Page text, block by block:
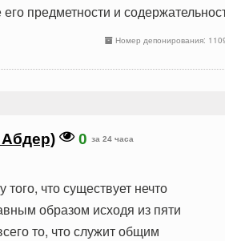
предметности и
Номер депонирования:
Абдер) 0 за 24 часа
того, что существует нечто
образом исходя из пяти
то, что служит общим